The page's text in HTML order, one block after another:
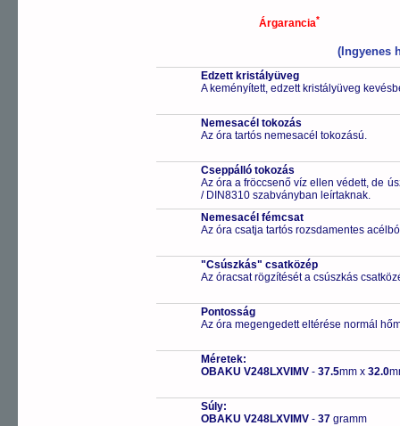
Árgarancia*
(Ingyenes
Edzett kristályüveg
A keményített, edzett kristályüveg
Nemesacél tokozás
Az óra tartós nemesacél tokozású.
Cseppálló tokozás
Az óra a fröccsenő víz ellen védett, de
/ DIN8310 szabványban leírtaknak.
Nemesacél fémcsat
Az óra csatja tartós rozsdamentes
"Csúszkás" csatközép
Az óracsat rögzítését a csúszkás
Pontosság
Az óra megengedett eltérése normál
Méretek:
OBAKU V248LXVIMV - 37.5mm x 32.0
Súly:
OBAKU V248LXVIMV - 37 gramm